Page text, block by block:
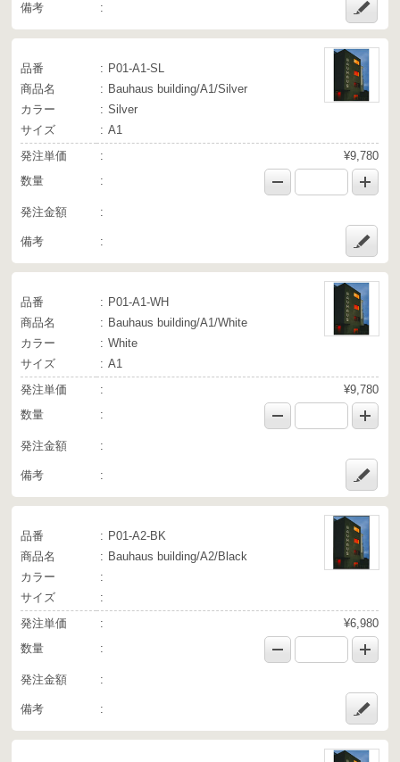
備考
品番
P01-A1-SL
商品名
Bauhaus building/A1/Silver
カラー
Silver
サイズ
A1
発注単価
¥9,780
数量
発注金額
備考
品番
P01-A1-WH
商品名
Bauhaus building/A1/White
カラー
White
サイズ
A1
発注単価
¥9,780
数量
発注金額
備考
品番
P01-A2-BK
商品名
Bauhaus building/A2/Black
カラー
サイズ
発注単価
¥6,980
数量
発注金額
備考